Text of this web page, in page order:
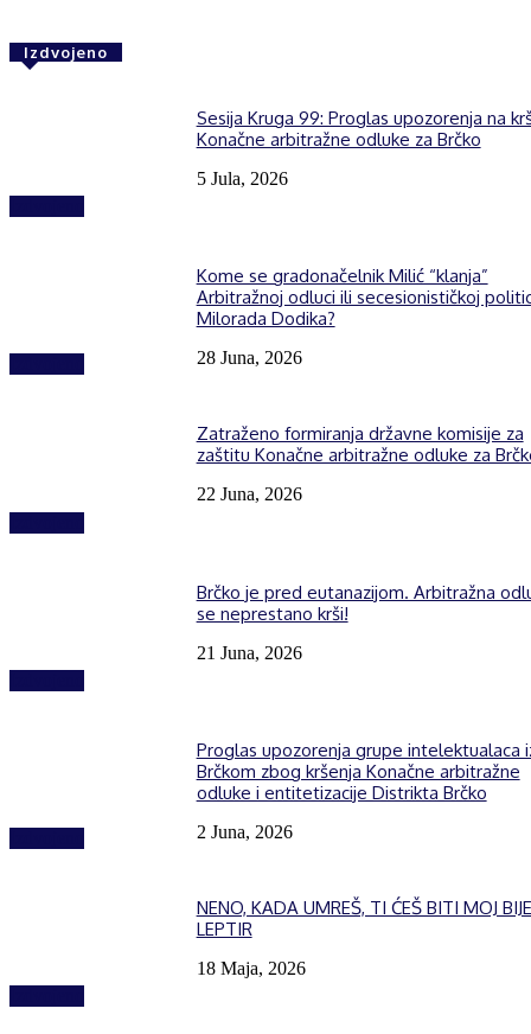
Izdvojeno
Sesija Kruga 99: Proglas upozorenja na
Konačne arbitražne odluke za Brčko
5 Jula, 2026
Kome se gradonačelnik Milić “klanja”
Arbitražnoj odluci ili secesionističkoj
Milorada Dodika?
28 Juna, 2026
Zatraženo formiranja državne komisije za
zaštitu Konačne arbitražne odluke za
22 Juna, 2026
Brčko je pred eutanazijom. Arbitražna
se neprestano krši!
21 Juna, 2026
Proglas upozorenja grupe intelektualaca
Brčkom zbog kršenja Konačne arbitražne
odluke i entitetizacije Distrikta Brčko
2 Juna, 2026
NENO, KADA UMREŠ, TI ĆEŠ BITI MOJ
LEPTIR
18 Maja, 2026